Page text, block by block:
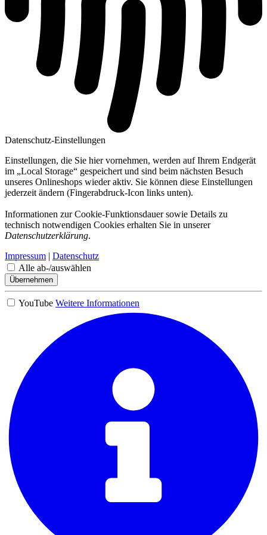
Datenschutz-Einstellungen
Einstellungen, die Sie hier vornehmen, werden auf Ihrem Endgerät
im „Local Storage“ gespeichert und sind beim nächsten Besuch
unseres Onlineshops wieder aktiv. Sie können diese Einstellungen
jederzeit ändern (Fingerabdruck-Icon links unten).
Informationen zur Cookie-Funktionsdauer sowie Details zu
technisch notwendigen Cookies erhalten Sie in unserer
Datenschutzerklärung.
Impressum | Datenschutz
Alle ab-/auswählen
Übernehmen
YouTube Weitere Informationen